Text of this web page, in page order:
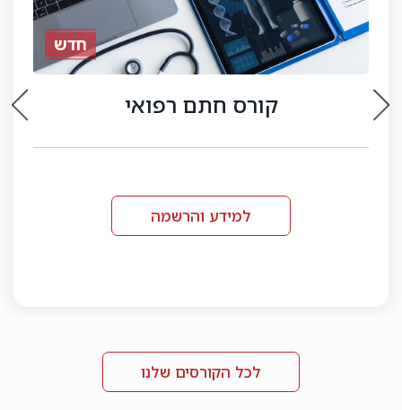
קורס דיגיטלי
רישיון לסוכן ביטוח פנסיוני
למידע והרשמה
לכל הקורסים שלנו